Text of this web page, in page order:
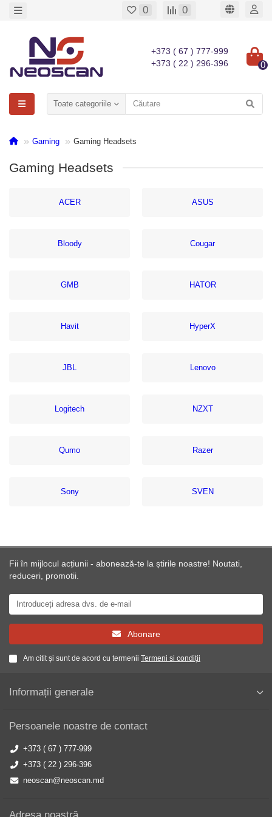
0 0
+373 ( 67 ) 777-999
+373 ( 22 ) 296-396
0
Toate categoriile
Gaming Gaming Headsets
Gaming Headsets
ACER ASUS
Bloody Cougar
GMB HATOR
Havit HyperX
JBL Lenovo
Logitech NZXT
Qumo Razer
Sony SVEN
Fii în mijlocul acțiunii - abonează-te la știrile noastre! Noutati,
reduceri, promotii.
Abonare
Am citit și sunt de acord cu termenii Termeni si condiții
Informații generale
Persoanele noastre de contact
+373 ( 67 ) 777-999
+373 ( 22 ) 296-396
neoscan@neoscan.md